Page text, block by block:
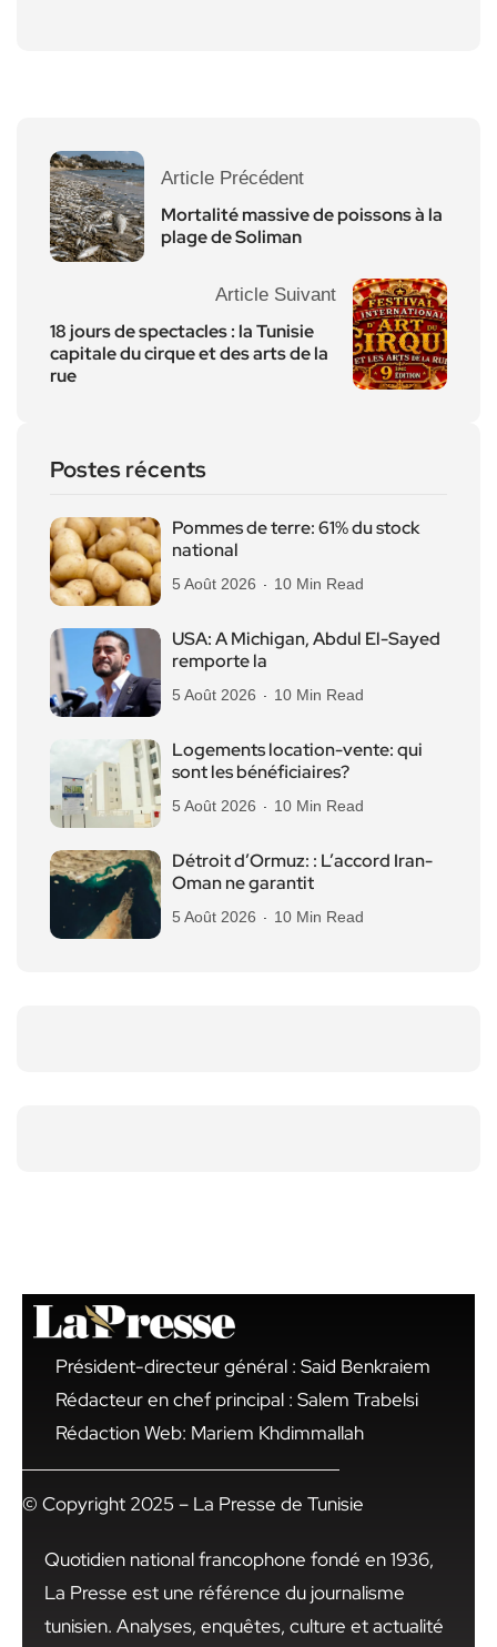
Article Précédent
Mortalité massive de poissons à la
plage de Soliman
Article Suivant
18 jours de spectacles : la Tunisie
capitale du cirque et des arts de la
rue
Postes récents
Pommes de terre: 61% du stock
national
5 Août 2026 10 Min Read
USA: A Michigan, Abdul El-Sayed
remporte la
5 Août 2026 10 Min Read
Logements location-vente: qui
sont les bénéficiaires?
5 Août 2026 10 Min Read
Détroit d’Ormuz: : L’accord Iran-
Oman ne garantit
5 Août 2026 10 Min Read
Président-directeur général : Said Benkraiem
Rédacteur en chef principal : Salem Trabelsi
Rédaction Web: Mariem Khdimmallah
© Copyright 2025 – La Presse de Tunisie
Quotidien national francophone fondé en 1936,
La Presse est une référence du journalisme
tunisien. Analyses, enquêtes, culture et actualité